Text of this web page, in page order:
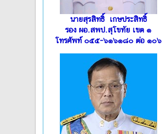
นายสุรสิทธิ์ เกษประสิทธิ์
รอง ผอ.สพป.สุโขทัย เขต ๑
โทรศัพท์ ๐๕๕-๖๑๖๑๘๐ ต่อ ๑๐๖